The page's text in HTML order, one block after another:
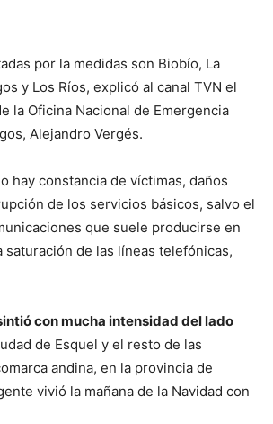
por la medidas son Biobío, La
y Los Ríos, explicó al canal TVN el
la Oficina Nacional de Emergencia
Alejandro Vergés.
hay constancia de víctimas, daños
de los servicios básicos, salvo el
que suele producirse en
saturación de las líneas telefónicas,
con mucha intensidad del lado
de Esquel y el resto de las
andina, en la provincia de
vivió la mañana de la Navidad con